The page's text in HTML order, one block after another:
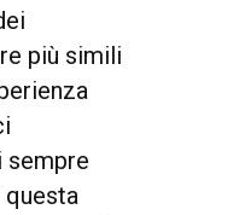
più simili
sempre